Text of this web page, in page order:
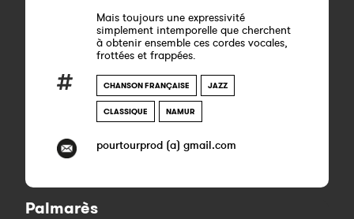
Mais toujours une expressivité
simplement intemporelle que cherchent
à obtenir ensemble ces cordes vocales,
frottées et frappées.
CHANSON FRANÇAISE JAZZ
CLASSIQUE NAMUR
pourtourprod (a) gmail.com
Palmarès